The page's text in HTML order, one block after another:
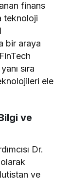
finans
teknoloji
bir araya
sıra
ele
ve
Dr.
ve